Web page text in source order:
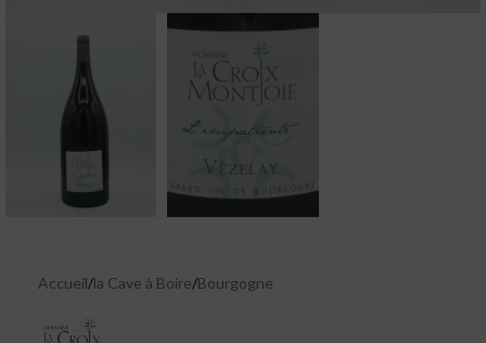
Accueil/la Cave à Boire/Bourgogne